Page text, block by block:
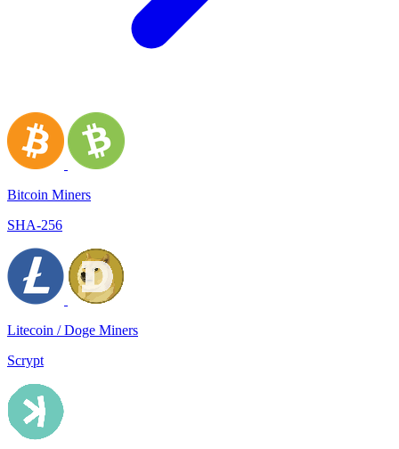
Bitcoin Miners
SHA-256
Litecoin / Doge Miners
Scrypt